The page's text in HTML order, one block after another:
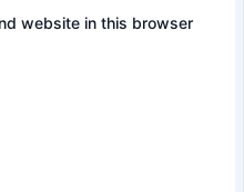
website in this browser